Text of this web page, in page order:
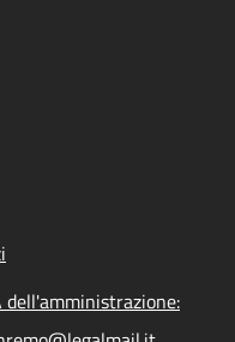
dell'amministrazione: